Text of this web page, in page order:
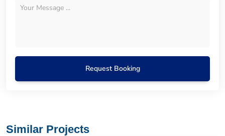
Request Booking
Similar Projects